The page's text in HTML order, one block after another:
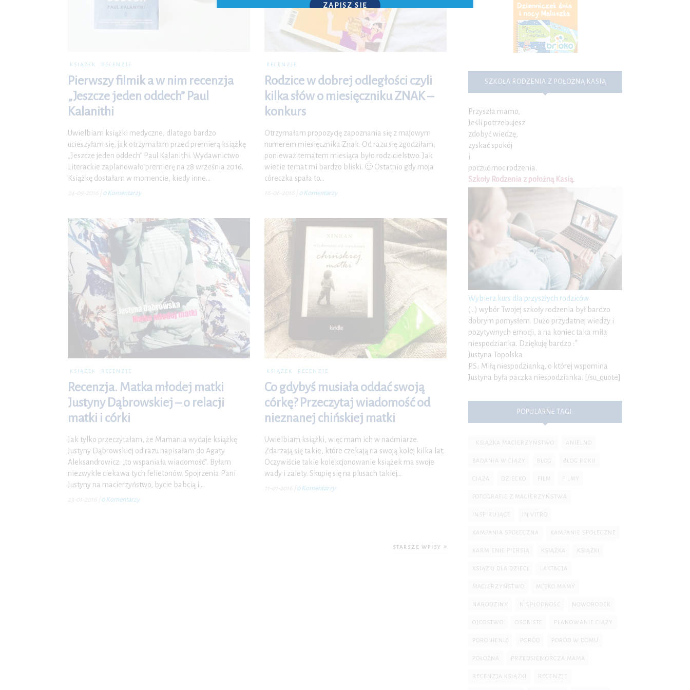
KSIĄŻEK RECENZJE
Pierwszy filmik a w nim recenzja
„Jeszcze jeden oddech” Paul
Kalanithi
Uwielbiam książki medyczne, dlatego bardzo
ucieszyłam się, jak otrzymałam przed premierą książkę
„Jeszcze jeden oddech” Paul Kalanithi. Wydawnictwo
Literackie zaplanowało premierę na 28 września 2016.
Książkę dostałam w momencie, kiedy inne…
24-09-2016 0 Komentarzy
RECENZJE
Rodzice w dobrej odległości czyli
kilka słów o miesięczniku ZNAK –
konkurs
Otrzymałam propozycję zapoznania się z majowym
numerem miesięcznika Znak. Od razu się zgodziłam,
ponieważ tematem miesiąca było rodzicielstwo. Jak
wiecie temat mi bardzo bliski. 🙂 Ostatnio gdy moja
córeczka spała to…
16-06-2016 0 Komentarzy
KSIĄŻEK RECENZJE
Recenzja. Matka młodej matki
Justyny Dąbrowskiej – o relacji
matki i córki
Jak tylko przeczytałam, że Mamania wydaje książkę
Justyny Dąbrowskiej od razu napisałam do Agaty
Aleksandrowicz: „to wspaniała wiadomość”. Byłam
niezwykle ciekawa tych felietonów. Spojrzenia Pani
Justyny na macierzyństwo, bycie babcią i…
23-01-2016 0 Komentarzy
KSIĄŻEK RECENZJE
Co gdybyś musiała oddać swoją
córkę? Przeczytaj wiadomość od
nieznanej chińskiej matki
Uwielbiam książki, więc mam ich w nadmiarze.
Zdarzają się takie, które czekają na swoją kolej kilka lat.
Oczywiście takie kolekcjonowanie książek ma swoje
wady i zalety. Skupię się na plusach takiej…
11-01-2016 0 Komentarzy
STARSZE WPISY
SZKOŁA RODZENIA Z POŁOŻNĄ KASIĄ
Przyszła mamo,
Jeśli potrzebujesz
zdobyć wiedzę,
zyskać spokój
i
poczuć moc rodzenia.
Szkoły Rodzenia z położną Kasią.
Wybierz kurs dla przyszłych rodziców
(…) wybór Twojej szkoły rodzenia był bardzo
dobrym pomysłem. Dużo przydatnej wiedzy i
pozytywnych emocji, a na koniec taka miła
niespodzianka. Dziękuję bardzo :*
Justyna Topolska
P.S.: Miłą niespodzianką, o której wspomina
Justyna była paczka niespodzianka. [/su_quote]
POPULARNE TAGI:
. KSIĄŻKA MACIERZYŃSTWO ANIELNO
BADANIA W CIĄŻY BLOG BLOG ROKU
CIĄŻA DZIECKO FILM FILMY
FOTOGRAFIE Z MACIERZYŃSTWA
INSPIRUJĄCE IN VITRO
KAMPANIA SPOŁECZNA KAMPANIE SPOŁECZNE
KARMIENIE PIERSIĄ KSIĄŻKA KSIĄŻKI
KSIĄŻKI DLA DZIECI LAKTACJA
MACIERZYŃSTWO MLEKO MAMY
NARODZINY NIEPŁODNOŚĆ NOWORODEK
OJCOSTWO OSOBISTE PLANOWANIE CIĄŻY
PORONIENIE PORÓD PORÓD W DOMU
POŁOŻNA PRZEDSIĘBIORCZA MAMA
RECENZJA KSIĄŻKI RECENZJE
ZAPISZ SIĘ
P.S. W każdej chwili możesz wypisać się z kursu.